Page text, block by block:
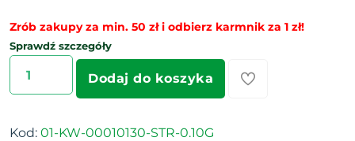
Zrób zakupy za min. 50 zł i odbierz karmnik za 1 zł!
Sprawdź szczegóły
Dodaj do koszyka
Kod: 01-KW-00010130-STR-0.10G